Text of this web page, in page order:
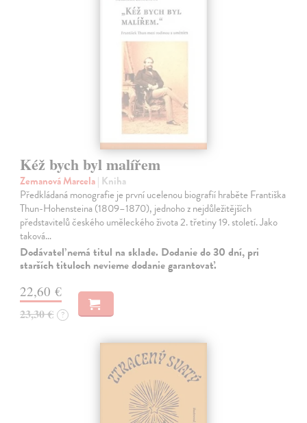
Kéž bych byl malířem
Zemanová Marcela| Kniha
Předkládaná monografie je první ucelenou biografií hraběte Františka
Thun-Hohensteina (1809–1870), jednoho z nejdůležitějších
představitelů českého uměleckého života 2. třetiny 19. století. Jako
taková…
Dodávateľ nemá titul na sklade. Dodanie do 30 dní, pri
starších tituloch nevieme dodanie garantovať.
22,60 €
23,30 € ?